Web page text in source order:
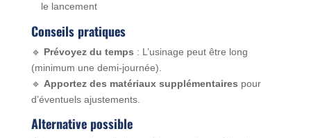
le lancement
Conseils pratiques
🔹 Prévoyez du temps : L’usinage peut être long
(minimum une demi-journée).
🔹 Apportez des matériaux supplémentaires pour
d’éventuels ajustements.
Alternative possible